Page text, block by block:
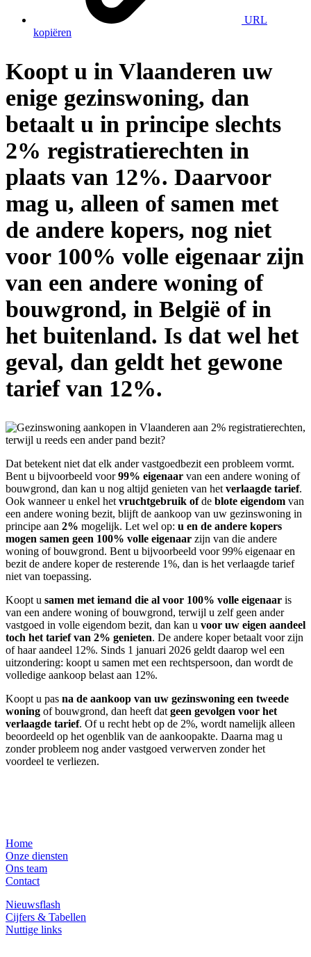
URL
kopiëren
Koopt u in Vlaanderen uw
enige gezinswoning, dan
betaalt u in principe slechts
2% registratierechten in
plaats van 12%. Daarvoor
mag u, alleen of samen met
de andere kopers, nog niet
voor 100% volle eigenaar zijn
van een andere woning of
bouwgrond, in België of in
het buitenland. Is dat wel het
geval, dan geldt het gewone
tarief van 12%.
Dat betekent niet dat elk ander vastgoedbezit een probleem vormt.
Bent u bijvoorbeeld voor99% eigenaar van een andere woning of
bouwgrond, dan kan u nog altijd genieten van het verlaagde tarief.
Ook wanneer u enkel het vruchtgebruik ofde blote eigendom van
een andere woning bezit, blijft de aankoop van uw gezinswoning in
principe aan 2% mogelijk. Let wel op: u en de andere kopers
mogen samen geen 100% volle eigenaar zijn van die andere
woning of bouwgrond. Bent u bijvoorbeeld voor 99% eigenaar en
bezit de andere koper de resterende 1%, dan is het verlaagde tarief
niet van toepassing.
Koopt u samen met iemand die al voor 100% volle eigenaar is
van een andere woning of bouwgrond, terwijl u zelf geen ander
vastgoed in volle eigendom bezit, dan kan u voor uw eigen aandeel
toch het tarief van 2% genieten. De andere koper betaalt voor zijn
of haar aandeel 12%. Sinds 1 januari 2026 geldt daarop wel een
uitzondering: koopt u samen met een rechtspersoon, dan wordt de
volledige aankoop belast aan 12%.
Koopt u pas na de aankoop van uw gezinswoning een tweede
woning of bouwgrond, dan heeft dat geen gevolgen voor het
verlaagde tarief. Of u recht hebt op de 2%, wordt namelijk alleen
beoordeeld op het ogenblik van de aankoopakte. Daarna mag u
zonder probleem nog ander vastgoed verwerven zonder het
voordeel te verliezen.
Home
Onze diensten
Ons team
Contact
Nieuwsflash
Cijfers & Tabellen
Nuttige links